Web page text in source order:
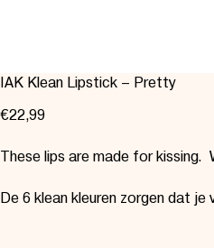
IAK Klean Lipstick – Pretty
€22,99
These lips are made for kissing.
De 6 klean kleuren zorgen dat je